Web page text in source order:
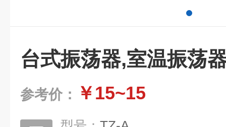
台式振荡器,室温振荡
参考价： ￥15~15